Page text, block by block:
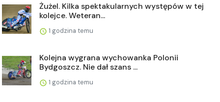
Żużel. Kilka spektakularnych występów w tej
kolejce. Weteran...
1 godzina temu
Kolejna wygrana wychowanka Polonii
Bydgoszcz. Nie dał szans ...
1 godzina temu